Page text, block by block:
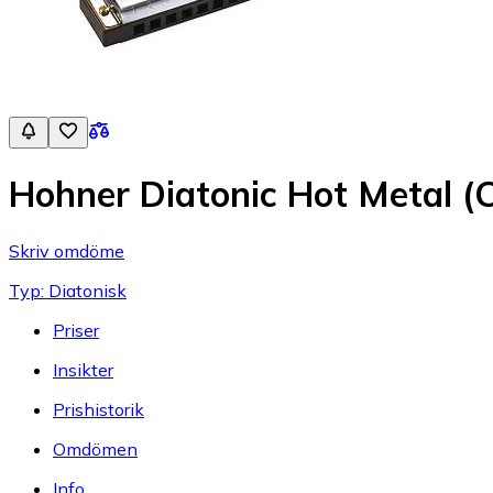
Hohner Diatonic Hot Metal
Skriv omdöme
Typ: Diatonisk
Priser
Insikter
Prishistorik
Omdömen
Info